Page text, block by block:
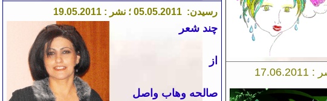
رسیدن: 05.05.2011 ؛ نشر : 19.05.2011
چند شعر
از
صالحه وهاب واصل